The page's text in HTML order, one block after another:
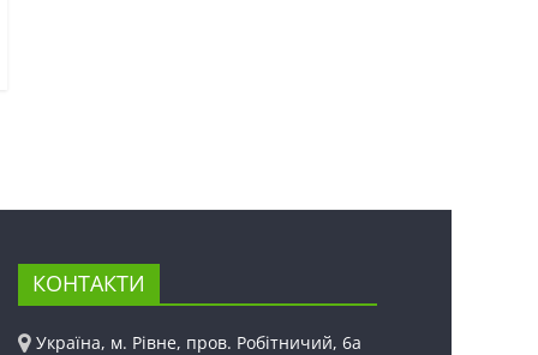
КОНТАКТИ
Україна, м. Рівне, пров. Робітничий, 6а